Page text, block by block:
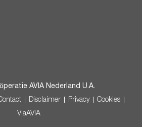
AVIA Nederland U.A.
Disclaimer Privacy Cookies
ViaAVIA